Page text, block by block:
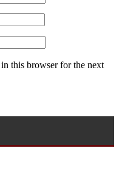
this browser for the next